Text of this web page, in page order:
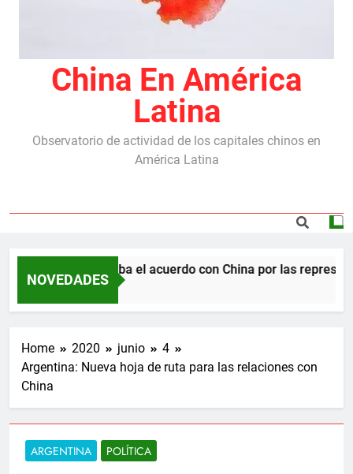
China En América
Latina
Observatorio de actividad de los capitales chinos en
América Latina
NOVEDADES
Milei destraba el acuerdo con China por las represas y
5 Meses Ago
Home 2020 junio
4
Argentina: Nueva hoja de ruta para las relaciones con
China
ARGENTINA POLÍTICA